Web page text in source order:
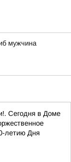
мужчина
Сегодня в Доме
летию Дня